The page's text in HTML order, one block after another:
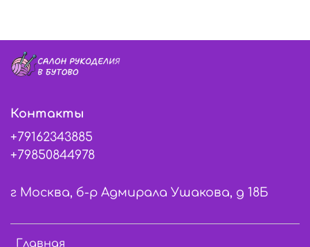
Главная
Контакты
+79162343885
+79850844978
г Москва, б-р Адмирала Ушакова, д 18Б